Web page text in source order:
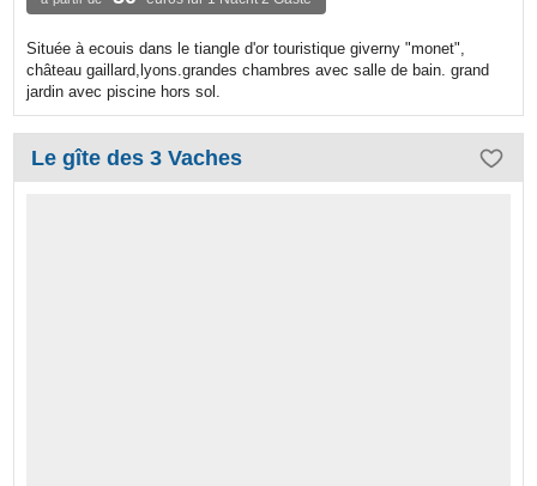
Située à ecouis dans le tiangle d'or touristique giverny "monet",
château gaillard,lyons.grandes chambres avec salle de bain. grand
jardin avec piscine hors sol.
Le gîte des 3 Vaches